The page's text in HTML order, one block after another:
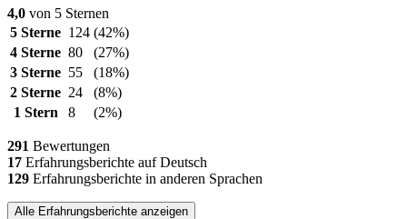
4,0 von 5 Sternen
5 Sterne 124 (42%)
4 Sterne 80
(27%)
3 Sterne 55
(18%)
2 Sterne 24
(8%)
1 Stern
8 (2%)
291 Bewertungen
17 Erfahrungsberichte auf Deutsch
129 Erfahrungsberichte in anderen Sprachen
Alle Erfahrungsberichte anzeigen